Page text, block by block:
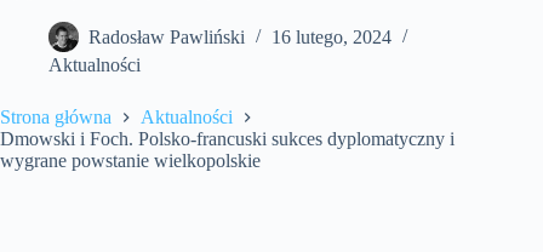
Radosław Pawliński
16 lutego, 2024
Aktualności
Strona główna
Aktualności
Dmowski i Foch. Polsko-francuski sukces dyplomatyczny i
wygrane powstanie wielkopolskie